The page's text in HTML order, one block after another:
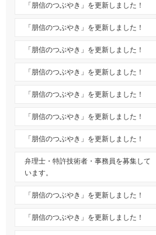
「朋信のつぶやき」を更新しました！
「朋信のつぶやき」を更新しました！
「朋信のつぶやき」を更新しました！
「朋信のつぶやき」を更新しました！
「朋信のつぶやき」を更新しました！
「朋信のつぶやき」を更新しました！
「朋信のつぶやき」を更新しました！
弁理士・特許技術者・事務員を募集して
います。
「朋信のつぶやき」を更新しました！
「朋信のつぶやき」を更新しました！